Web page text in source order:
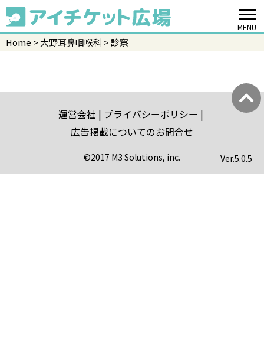
MENU
Home 大野耳鼻咽喉科 診察
運営会社
プライバシーポリシー
広告掲載についてのお問合せ
©2017 M3 Solutions, inc. Ver.5.0.5